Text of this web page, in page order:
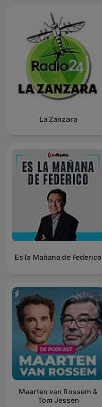
La Zanzara
Es la Mañana de Federico
Maarten van Rossem &
Tom Jessen